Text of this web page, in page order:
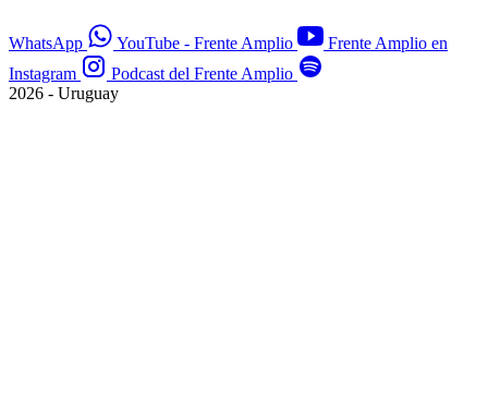
WhatsApp YouTube - Frente Amplio
Frente Amplio en
Instagram
Podcast del Frente Amplio
2026 - Uruguay